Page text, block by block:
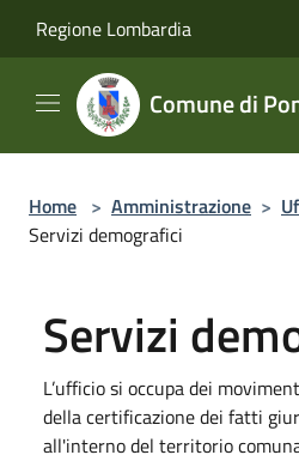
Regione Lombardia
Comune di
Home > Amministrazione >
Servizi demografici
Servizi
L’ufficio si occupa dei
della certificazione dei fatti
all'interno del territorio